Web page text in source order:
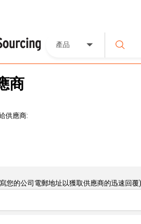
產品
商
供應商:
您的公司電郵地址以獲取供應商的迅速回覆)